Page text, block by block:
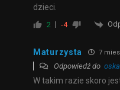
dzieci.
2 -4
Maturzysta 7
Odpowiedź do
W takim razie skoro